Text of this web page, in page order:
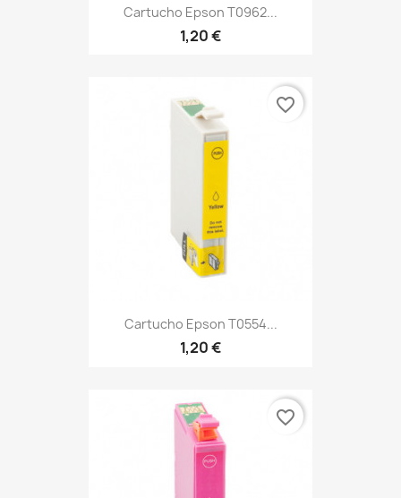
Cartucho Epson T0962...
1,20 €
Cartucho Epson T0554...
1,20 €
favorite_border
favorite_border